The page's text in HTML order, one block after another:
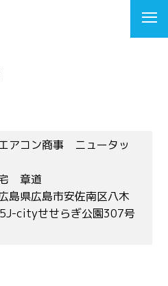
アコン商事 ニュータッ
章道
島県広島市安佐南区八木
cityせせらぎ公園307号